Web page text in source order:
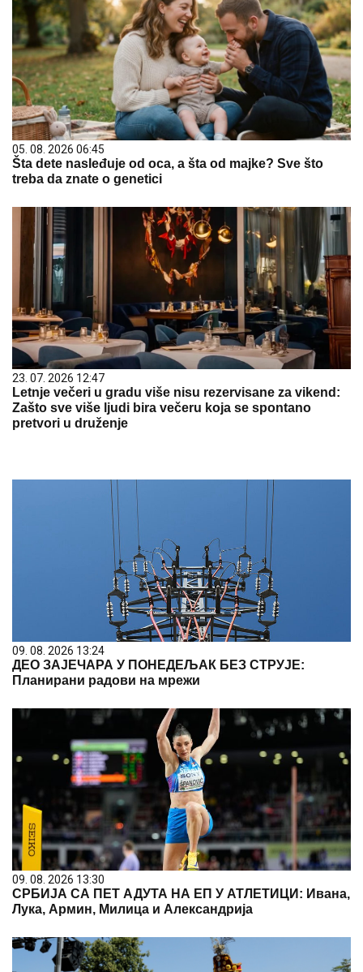
05. 08. 2026 06:45
Šta dete nasleđuje od oca, a šta od majke? Sve što
treba da znate o genetici
23. 07. 2026 12:47
Letnje večeri u gradu više nisu rezervisane za vikend:
Zašto sve više ljudi bira večeru koja se spontano
pretvori u druženje
09. 08. 2026 13:24
ДЕО ЗАЈЕЧАРА У ПОНЕДЕЉАК БЕЗ СТРУЈЕ:
Планирани радови на мрежи
09. 08. 2026 13:30
СРБИЈА СА ПЕТ АДУТА НА ЕП У АТЛЕТИЦИ: Ивана,
Лука, Армин, Милица и Александрија